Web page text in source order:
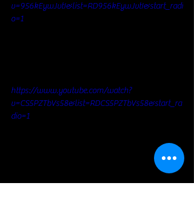
v=956kEywJvtI&list=RD956kEywJvtI&start_radi
o=1
https://www.youtube.com/watch?
v=CS5PZTbVs58&list=RDCS5PZTbVs58&start_ra
dio=1